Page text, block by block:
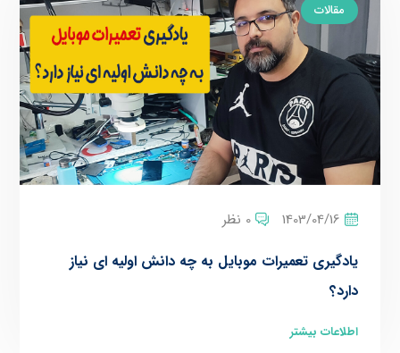
مقالات
1403/04/16 0 نظر
یادگیری تعمیرات موبایل به چه دانش اولیه ای نیاز
دارد؟
اطلاعات بیشتر